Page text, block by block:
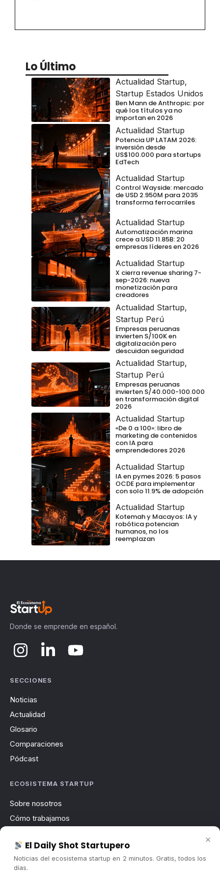
Lo Último
Actualidad Startup,
Startup Estados Unidos
Ben Mann de Anthropic: por
qué los títulos ya no
importan en 2026
Actualidad Startup
Potencia UP LATAM 2026:
inversión desde
US$100.000 para startups
EdTech
Actualidad Startup
Control Wayside: mercado
de USD 2.950M para 2035
transforma ferrocarriles
Actualidad Startup
Automatización marina
crece a USD 11.85B: 20
empresas líderes en 2026
Actualidad Startup
X cierra revenue sharing 7-
sep-2026: nueva
monetización para
creadores
Actualidad Startup,
Startup Perú
Empresas peruanas
invierten S/100K en
digitalización pero
descuidan seguridad
Actualidad Startup,
Startup Perú
Empresas peruanas
invierten S/40.000-100.000
en transformación digital
2026
Actualidad Startup
«De 0 a 100»: libro de
marketing de contenidos
con IA para
emprendedores 2026
Actualidad Startup
IA en pymes 2026: 5 pasos
OCDE para implementar
con solo 11.9% de adopción
Actualidad Startup
Kotemah y Macayos: IA y
robótica potencian
humanos, no los
reemplazan
Donde se emprende en español.
SECCIONES
Noticias
Actualidad
Glosario
Comparaciones
Pódcast
ECOSISTEMA STARTUP
Sobre nosotros
Cómo trabajamos
Contacto
Publicidad
×
El Daily Shot Startupero
Noticias del ecosistema startup en 2 minutos. Gratis, todos los
días.